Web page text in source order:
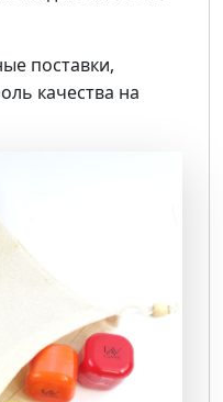
поставки,
качества на